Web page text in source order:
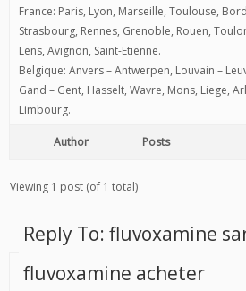
France: Paris, Lyon, Marseille, Toulouse,
Strasbourg, Rennes, Grenoble, Rouen,
Lens, Avignon, Saint-Etienne.
Belgique: Anvers – Antwerpen, Louvain –
Gand – Gent, Hasselt, Wavre, Mons, Liege,
Limbourg.
Author Posts
Viewing 1 post (of 1 total)
Reply To: fluvoxamine
fluvoxamine acheter